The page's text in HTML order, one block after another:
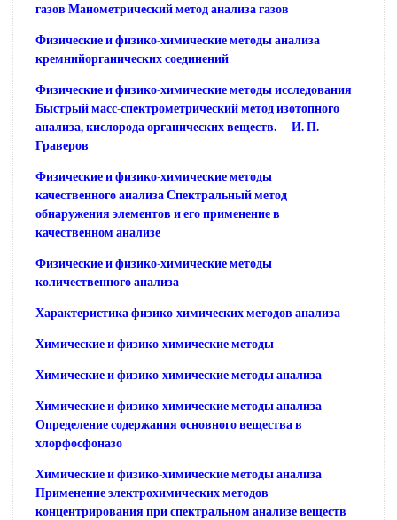
газов Манометрический метод анализа газов
Физические и физико-химические методы анализа
кремнийорганических соединений
Физические и физико-химические методы исследования
Быстрый масс-спектрометрический метод изотопного
анализа, кислорода органических веществ. —И. П.
Граверов
Физические и физико-химические методы
качественного анализа Спектральный метод
обнаружения элементов и его применение в
качественном анализе
Физические и физико-химические методы
количественного анализа
Характеристика физико-химических методов анализа
Химические и физико-химические методы
Химические и физико-химические методы анализа
Химические и физико-химические методы анализа
Определение содержания основного вещества в
хлорфосфоназо
Химические и физико-химические методы анализа
Применение электрохимических методов
концентрирования при спектральном анализе веществ